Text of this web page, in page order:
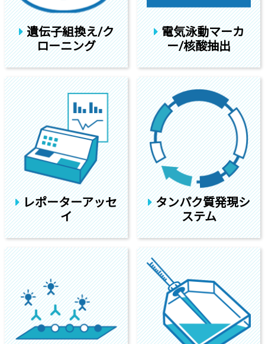
遺伝子組換え/ク
ローニング
電気泳動マーカ
ー/核酸抽出
レポーターアッセ
イ
タンパク質発現シ
ステム